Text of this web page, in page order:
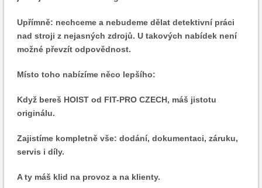
Upřímně: nechceme a nebudeme dělat detektivní práci
nad stroji z nejasných zdrojů. U takových nabídek není
možné převzít odpovědnost.
Místo toho nabízíme něco lepšího:
Když bereš HOIST od FIT-PRO CZECH, máš jistotu
originálu.
Zajistíme kompletně vše: dodání, dokumentaci, záruku,
servis i díly.
A ty máš klid na provoz a na klienty.